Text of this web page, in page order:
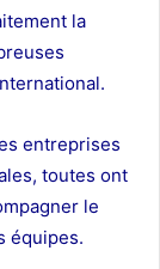
la
entreprises
toutes ont
le
équipes.